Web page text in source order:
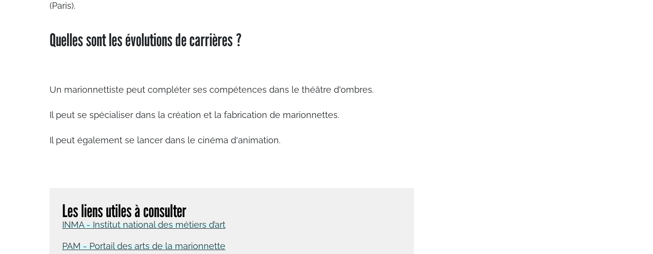
(Paris).
Quelles sont les évolutions de carrières ?
Un marionnettiste peut compléter ses compétences dans le théâtre d'ombres.
Il peut se spécialiser dans la création et la fabrication de marionnettes.
Il peut également se lancer dans le cinéma d'animation.
Les liens utiles à consulter
INMA - Institut national des métiers d’art
PAM - Portail des arts de la marionnette